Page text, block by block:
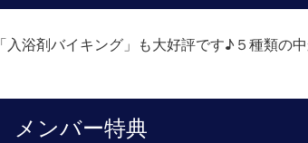
「入浴剤バイキング」も大好評です♪５種類の
メンバー特典